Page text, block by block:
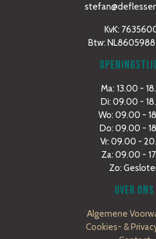
KvK:
Btw:
Ma: 13.00 -
Di: 09.00 -
Wo: 09.00 -
Do: 09.00 -
Vr: 09.00 -
Za: 09.00 -
Zo:
OVER ONS
Algemene
Cookies- &